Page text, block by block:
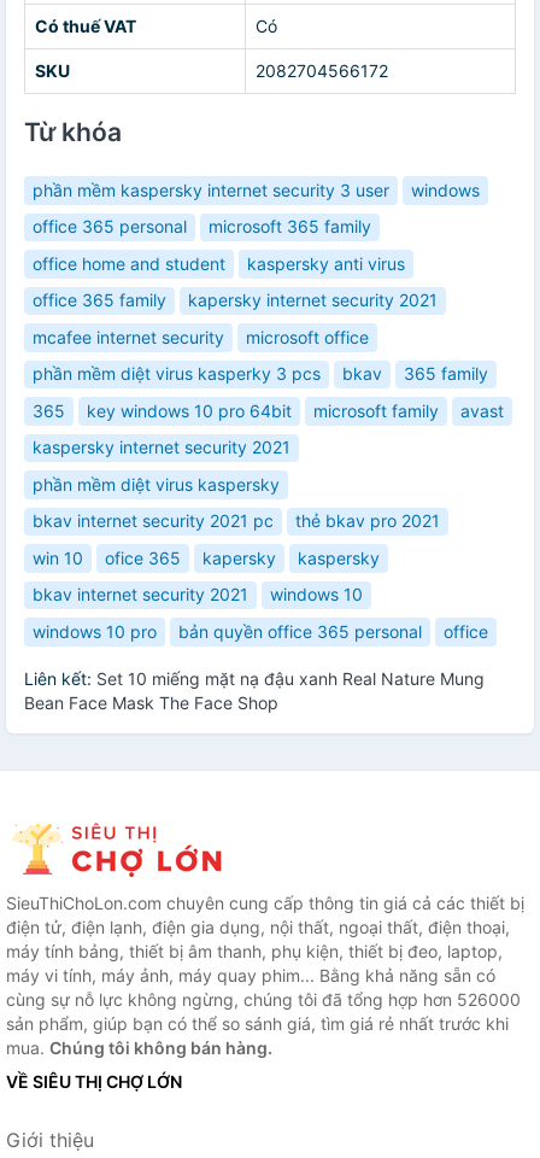
Có thuế VAT Có
SKU 2082704566172
Từ khóa
phần mềm kaspersky internet security 3 user
windows
office 365 personal
microsoft 365 family
office home and student
kaspersky anti virus
office 365 family
kapersky internet security 2021
mcafee internet security
microsoft office
phần mềm diệt virus kasperky 3 pcs
bkav
365 family
365
key windows 10 pro 64bit microsoft family
avast
kaspersky internet security 2021
phần mềm diệt virus kaspersky
bkav internet security 2021 pc
thẻ bkav pro 2021
win 10
ofice 365 kapersky
kaspersky
bkav internet security 2021
windows 10
windows 10 pro
bản quyền office 365 personal office
Liên kết: Set 10 miếng mặt nạ đậu xanh Real Nature Mung
Bean Face Mask The Face Shop
SieuThiChoLon.com chuyên cung cấp thông tin giá cả các thiết bị
điện tử, điện lạnh, điện gia dụng, nội thất, ngoại thất, điện thoại,
máy tính bảng, thiết bị âm thanh, phụ kiện, thiết bị đeo, laptop,
máy vi tính, máy ảnh, máy quay phim... Bằng khả năng sẵn có
cùng sự nỗ lực không ngừng, chúng tôi đã tổng hợp hơn 526000
sản phẩm, giúp bạn có thể so sánh giá, tìm giá rẻ nhất trước khi
mua. Chúng tôi không bán hàng.
VỀ SIÊU THỊ CHỢ LỚN
Giới thiệu